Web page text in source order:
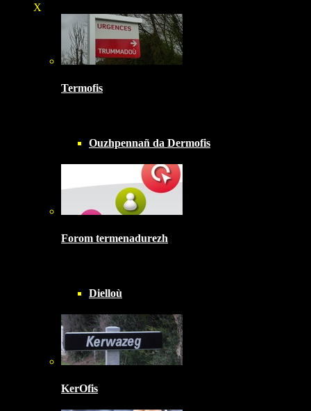
X
Termofis
Ouzhpennañ da Dermofis
Forom termenadurezh
Dielloù
KerOfis